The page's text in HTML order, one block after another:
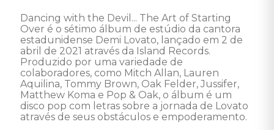
Dancing with the Devil... The Art of Starting
Over é o sétimo álbum de estúdio da cantora
estadunidense Demi Lovato, lançado em 2 de
abril de 2021 através da Island Records.
Produzido por uma variedade de
colaboradores, como Mitch Allan, Lauren
Aquilina, Tommy Brown, Oak Felder, Jussifer,
Matthew Koma e Pop & Oak, o álbum é um
disco pop com letras sobre a jornada de Lovato
através de seus obstáculos e empoderamento.